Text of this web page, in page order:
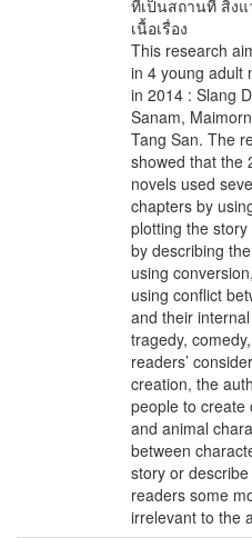
ที่เป็นสถานที่ สิ่ง
เนื้อเรื่อง
This research
in 4 young adult
in 2014 : Slang
Sanam,
Tang San. The
showed that the
novels used
chapters by
plotting the
by describing
using
using conflict
and their
tragedy,
readers’
creation, the
people to create
and animal
between
story or
readers some
irrelevant to the